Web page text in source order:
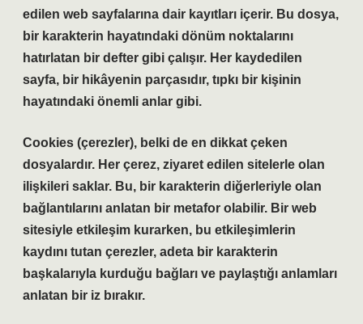
edilen web sayfalarına dair kayıtları içerir. Bu dosya,
bir karakterin hayatındaki dönüm noktalarını
hatırlatan bir defter gibi çalışır. Her kaydedilen
sayfa, bir hikâyenin parçasıdır, tıpkı bir kişinin
hayatındaki önemli anlar gibi.
Cookies (çerezler), belki de en dikkat çeken
dosyalardır. Her çerez, ziyaret edilen sitelerle olan
ilişkileri saklar. Bu, bir karakterin diğerleriyle olan
bağlantılarını anlatan bir metafor olabilir. Bir web
sitesiyle etkileşim kurarken, bu etkileşimlerin
kaydını tutan çerezler, adeta bir karakterin
başkalarıyla kurduğu bağları ve paylaştığı anlamları
anlatan bir iz bırakır.